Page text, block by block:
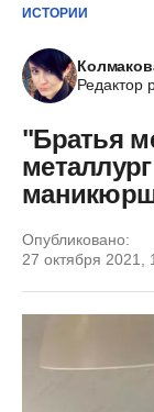
ИСТОРИИ
Редактор
"Братья
Опубликовано:
27 октября 2021,